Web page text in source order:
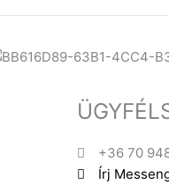
+36 70
Írj